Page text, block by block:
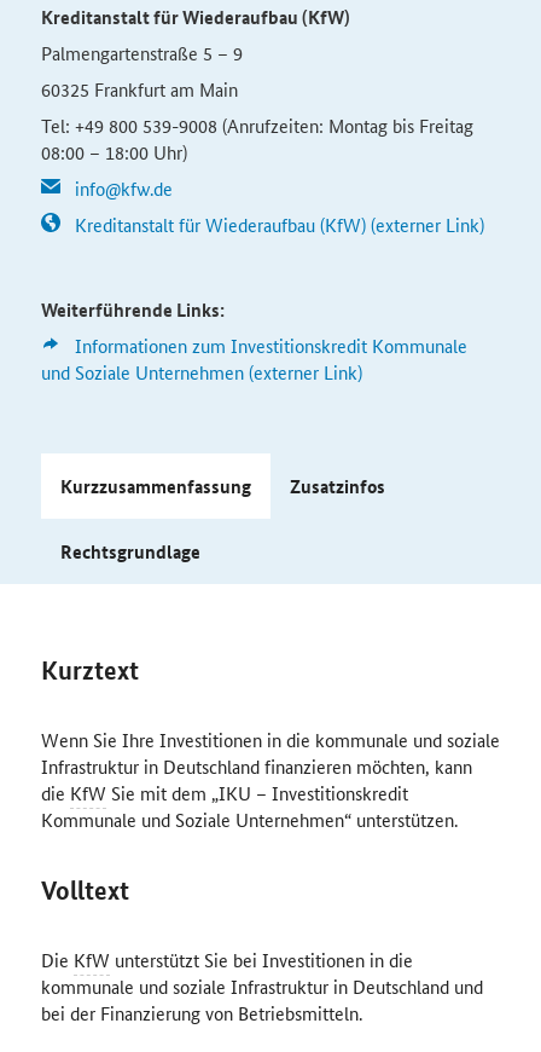
Kreditanstalt für Wiederaufbau (KfW)
Palmengartenstraße 5 – 9
60325 Frankfurt am Main
Tel: +49 800 539-9008 (Anrufzeiten: Montag bis Freitag
08:00 – 18:00 Uhr)
info@kfw.de
Kreditanstalt für Wiederaufbau (KfW) (externer Link)
Weiterführende Links:
Informationen zum Investitions­kredit Kommunale
und Soziale Unter­nehmen (externer Link)
Kurzzusammenfassung Zusatzinfos
Rechtsgrundlage
Kurztext
Wenn Sie Ihre Investitionen in die kommunale und soziale
Infrastruktur in Deutschland finanzieren möchten, kann
die KfW Sie mit dem „IKU – Investitionskredit
Kommunale und Soziale Unternehmen“ unterstützen.
Volltext
Die KfW unterstützt Sie bei Investitionen in die
kommunale und soziale Infrastruktur in Deutschland und
bei der Finanzierung von Betriebsmitteln.